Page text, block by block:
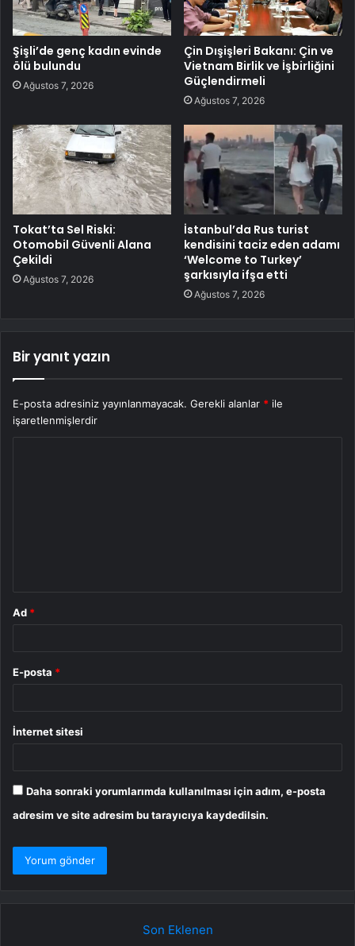
Şişli’de genç kadın evinde
ölü bulundu
Ağustos 7, 2026
Çin Dışişleri Bakanı: Çin ve
Vietnam Birlik ve İşbirliğini
Güçlendirmeli
Ağustos 7, 2026
Tokat’ta Sel Riski:
Otomobil Güvenli Alana
Çekildi
Ağustos 7, 2026
İstanbul’da Rus turist
kendisini taciz eden adamı
‘Welcome to Turkey’
şarkısıyla ifşa etti
Ağustos 7, 2026
Bir yanıt yazın
E-posta adresiniz yayınlanmayacak. Gerekli alanlar * ile
işaretlenmişlerdir
Ad *
E-posta *
İnternet sitesi
Daha sonraki yorumlarımda kullanılması için adım, e-posta
adresim ve site adresim bu tarayıcıya kaydedilsin.
Son Eklenen